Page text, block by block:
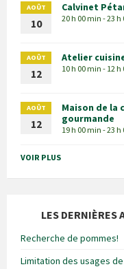
AOÛT
10
Calvinet
20 h 00 min - 23 h
AOÛT
12
Atelier
10 h 00 min - 12 h
AOÛT
12
Maison de la
gourmande
19 h 00 min - 23 h
VOIR PLUS
LES DERNIÈRES
Recherche de pommes!
Limitation des usages de